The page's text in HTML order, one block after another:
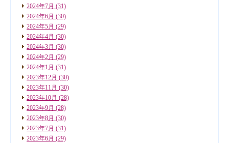
2024年7月 (31)
2024年6月 (30)
2024年5月 (29)
2024年4月 (30)
2024年3月 (30)
2024年2月 (29)
2024年1月 (31)
2023年12月 (30)
2023年11月 (30)
2023年10月 (28)
2023年9月 (28)
2023年8月 (30)
2023年7月 (31)
2023年6月 (29)